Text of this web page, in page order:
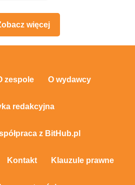
więcej
zespole O wydawcy
redakcyjna
z BitHub.pl
Kontakt Klauzule prawne